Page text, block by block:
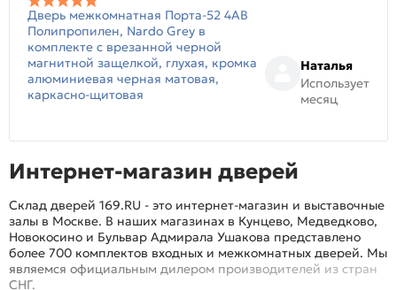
Дверь межкомнатная Порта-52 4AB
Полипропилен, Nardo Grey в
комплекте с врезанной черной
магнитной защелкой, глухая, кромка
алюминиевая черная матовая,
каркасно-щитовая
Наталья
Использует
месяц
Интернет-магазин дверей
Склад дверей 169.RU - это интернет-магазин и выставочные
залы в Москве. В наших магазинах в Кунцево, Медведково,
Новокосино и Бульвар Адмирала Ушакова представлено
более 700 комплектов входных и межкомнатных дверей. Мы
являемся официальным дилером производителей из стран
СНГ.